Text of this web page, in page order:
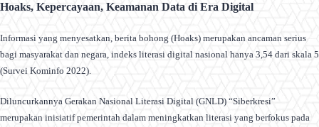
Hoaks, Kepercayaan, Keamanan Data di Era Digital
Informasi yang menyesatkan, berita bohong (Hoaks) merupakan ancaman serius
bagi masyarakat dan negara, indeks literasi digital nasional hanya 3,54 dari skala 5
(Survei Kominfo 2022).
Diluncurkannya Gerakan Nasional Literasi Digital (GNLD) “Siberkresi”
merupakan inisiatif pemerintah dalam meningkatkan literasi yang berfokus pada